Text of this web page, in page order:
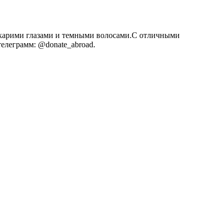
глазами и темными волосами.С отличными
@donate_abroad.